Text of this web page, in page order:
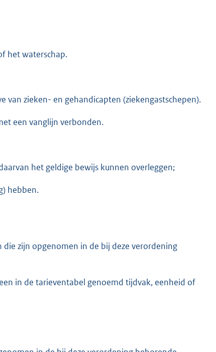
het waterschap.
van zieken- en gehandicapten (ziekengastschepen).
een vanglijn verbonden.
het geldige bewijs kunnen overleggen;
hebben.
zijn opgenomen in de bij deze verordening
in de tarieventabel genoemd tijdvak, eenheid of